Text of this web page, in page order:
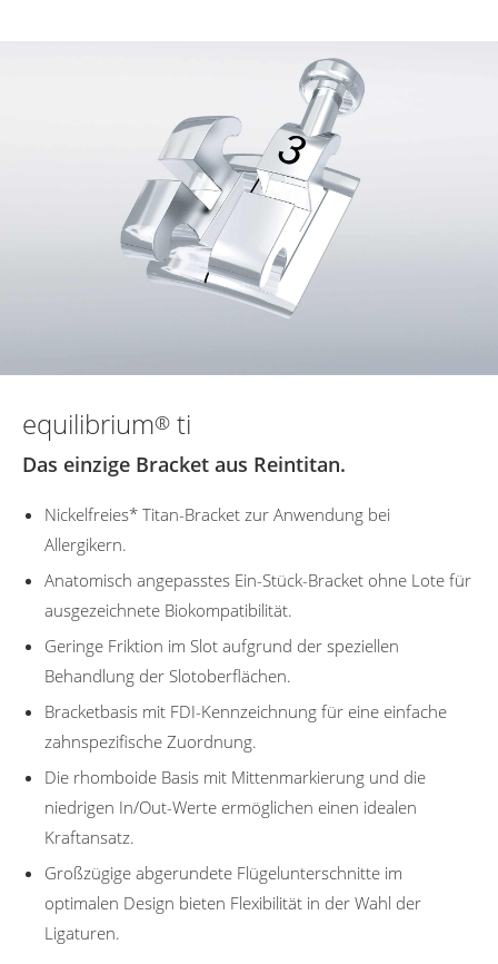
equilibrium® ti
Das einzige Bracket aus Reintitan.
Nickelfreies* Titan-Bracket zur Anwendung bei
Allergikern.
Anatomisch angepasstes Ein-Stück-Bracket ohne Lote für
ausgezeichnete Biokompatibilität.
Geringe Friktion im Slot aufgrund der speziellen
Behandlung der Slotoberflächen.
Bracketbasis mit FDI-Kennzeichnung für eine einfache
zahnspezifische Zuordnung.
Die rhomboide Basis mit Mittenmarkierung und die
niedrigen In/Out-Werte ermöglichen einen idealen
Kraftansatz.
Großzügige abgerundete Flügelunterschnitte im
optimalen Design bieten Flexibilität in der Wahl der
Ligaturen.